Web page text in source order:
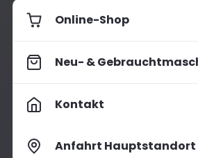
Online-Shop
Neu- &
Kontakt
Anfahrt Hauptstandort